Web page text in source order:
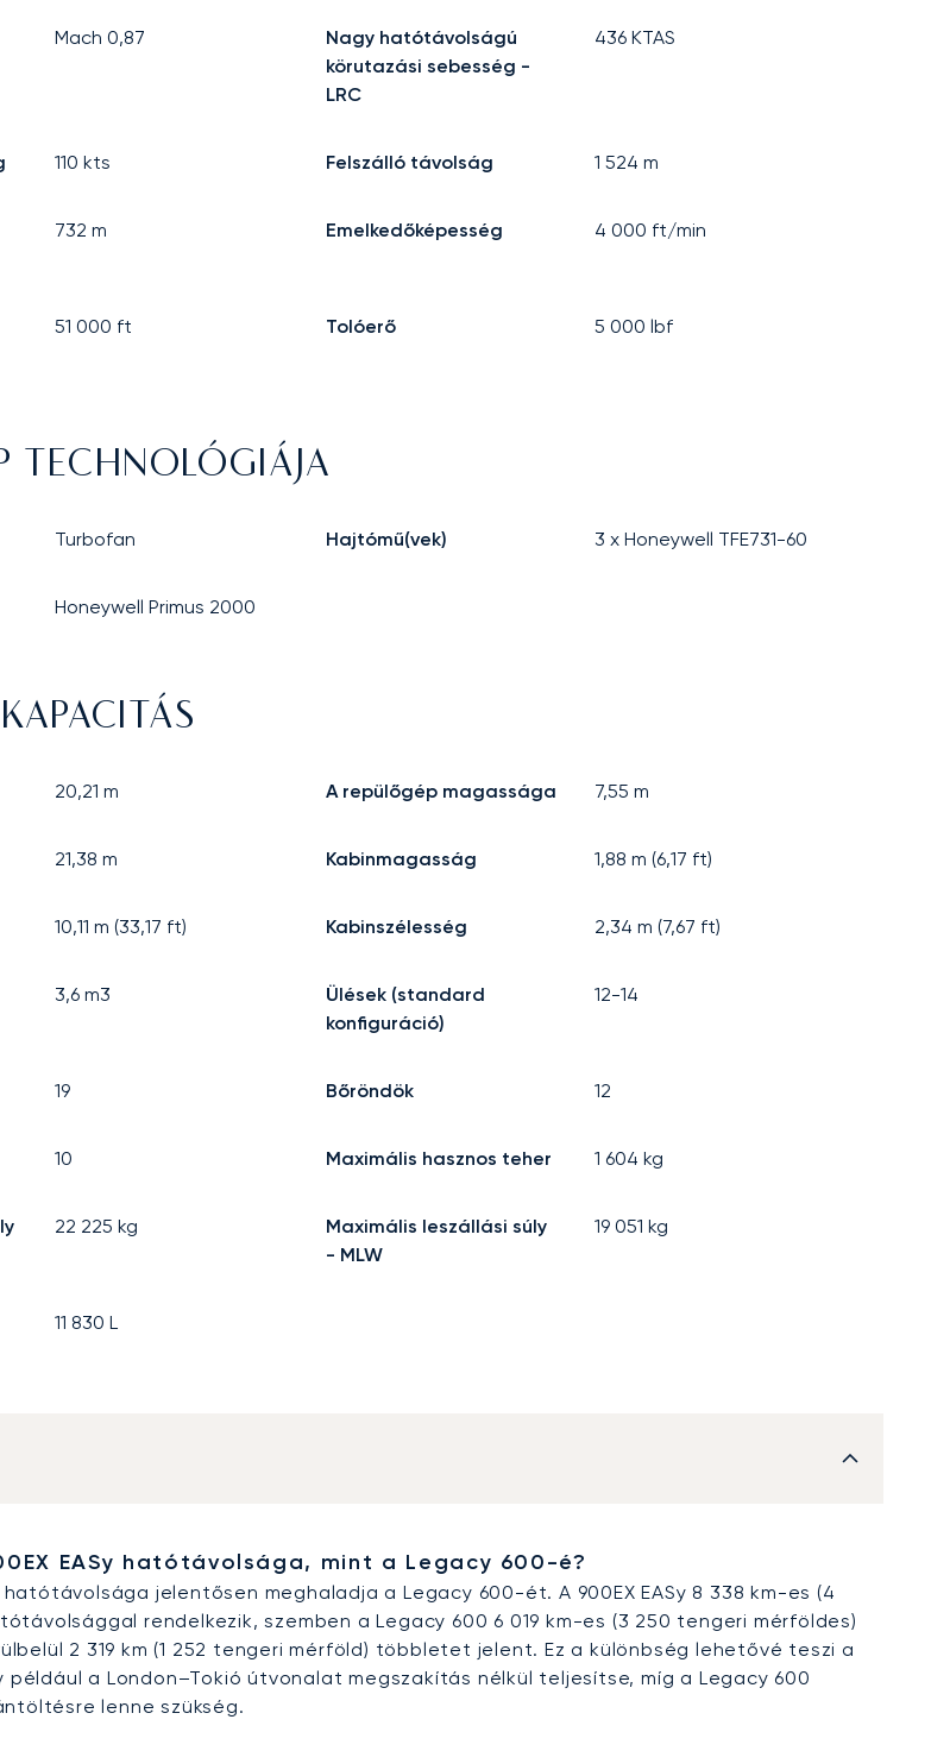
Mach0,87
Nagy hatótávolságú
körutazási sebesség -
LRC
436 KTAS
110 kts Felszálló távolság 1 524 m
732 m Emelkedőképesség 4 000 ft/min
51 000 ft Tolóerő 5 000 lbf
TECHNOLÓGIÁJA
Turbofan Hajtómű(vek) 3 x Honeywell TFE731-60
Honeywell Primus 2000
20,21 m A repülőgép magassága 7,55 m
21,38 m Kabinmagasság 1,88 m (6,17 ft)
10,11 m (33,17 ft) Kabinszélesség 2,34 m (7,67 ft)
3,6 m3
Ülések (standard
konfiguráció)
12-14
19 Bőröndök 12
10 Maximális hasznos teher 1 604 kg
22 225 kg
Maximális leszállási súly
- MLW
19 051 kg
11 830 L
EASy hatótávolsága, mint a Legacy 600-é?
hatótávolsága jelentősen meghaladja a Legacy 600-ét. A 900EX EASy 8 338 km-es (4
rendelkezik, szemben a Legacy 600 6 019 km-es (3 250 tengeri mérföldes)
2 319 km (1 252 tengeri mérföld) többletet jelent. Ez a különbség lehetővé teszi a
például a London–Tokió útvonalat megszakítás nélkül teljesítse, míg a Legacy 600
lenne szükség.